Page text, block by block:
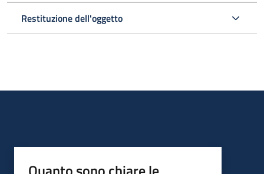
Restituzione dell'oggetto